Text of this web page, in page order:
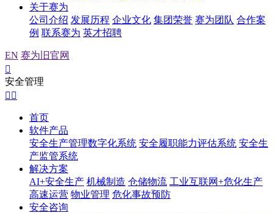
关于赛为
公司介绍 发展历程 企业文化 集团荣誉 赛为团队 合作案
例 联系赛为 英才招聘
EN 赛为旧官网

安全管理
 
首页
软件产品
安全生产管理数字化系统 安全履职能力评估系统 安全生
产监管系统
解决方案
AI+安全生产 机械制造 仓储物流 工业互联网+危化生产
高速运营 物业管理 危化事故预防
安全咨询